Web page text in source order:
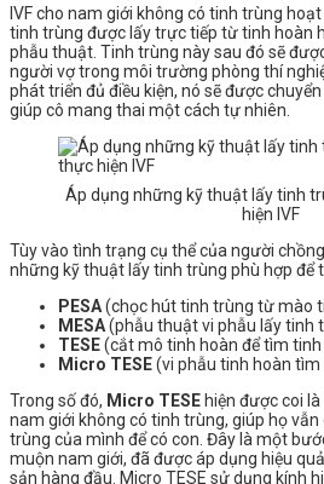
IVF cho nam giới không có tinh trùng
tinh trùng được lấy trực tiếp từ tinh hoàn
phẫu thuật. Tinh trùng này sau đó sẽ
người vợ trong môi trường phòng thí
phát triển đủ điều kiện, nó sẽ được
giúp cô mang thai một cách tự nhiên.
Áp dụng những kỹ thuật lấy tinh
hiện IVF
Tùy vào tình trạng cụ thể của người
những kỹ thuật lấy tinh trùng phù hợp để
PESA(chọc hút tinh trùng từ mào
MESA(phẫu thuật vi phẫu lấy tinh
TESE(cắt mô tinh hoàn để tìm
Micro TESE(vi phẫu tinh hoàn tìm
Trong số đó, Micro TESE hiện được coi
nam giới không có tinh trùng, giúp họ
trùng của mình để có con. Đây là một
muộn nam giới, đã được áp dụng hiệu
sản hàng đầu. Micro TESE sử dụng kính